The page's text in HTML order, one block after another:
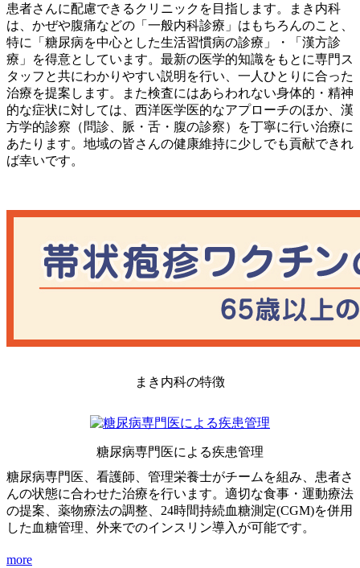
患者さんに配慮できるクリニックを目指します。まき内科
は、かぜや腹痛などの「一般内科診療」はもちろんのこと、
特に「糖尿病を中心とした生活習慣病の診療」・「漢方診
療」を得意としています。最新の医学的知識をもとに専門ス
タッフと共にわかりやすい説明を行い、一人ひとりに合った
治療を提案します。また検査にはあらわれない身体的・精神
的な症状に対しては、西洋医学医的なアプローチのほか、漢
方学的診察（問診、脈・舌・腹の診察）を丁寧に行い治療に
あたります。地域の皆さんの健康維持に少しでも貢献できれ
ば幸いです。
まき内科の特徴
糖尿病専門医による疾患管理
糖尿病専門医、看護師、管理栄養士がチームを組み、患者さ
んの状態に合わせた治療を行います。適切な食事・運動療法
の提案、薬物療法の調整、24時間持続血糖測定(CGM)を併用
した血糖管理、外来でのインスリン導入が可能です。
more